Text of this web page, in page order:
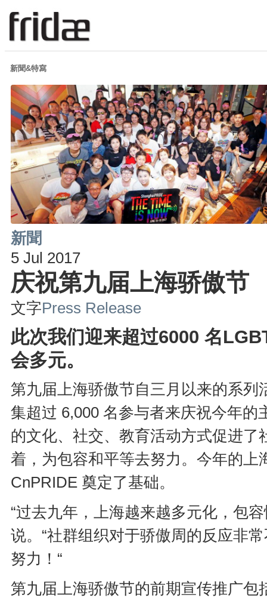
新聞&特寫
新聞
5 Jul 2017
庆祝第九届上海骄傲节
文字Press Release
此次我们迎来超过6000 名
会多元。
第九届上海骄傲节自三月以来的系
集超过 6,000 名参与者来庆祝今年的
的文化、社交、教育活动方式促进
着，为包容和平等去努力。今年的
CnPRIDE 奠定了基础。
“过去九年，上海越来越多元化，包
说。“社群组织对于骄傲周的反应非
努力！“
第九届上海骄傲节的前期宣传推广